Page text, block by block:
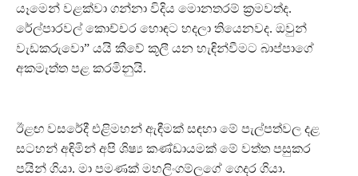
යෑමෙන් වළක්වා ගන්නා විදිය මොනතරම් ක්‍රමවත්ද.
රේල්පාරවල් කොච්චර හොඳට හදලා තියෙනවද. ඔවුන්
වැඩකරුවො” යයි කීවේ කූලී යන හැඳින්වීමට බාප්පාගේ
අකමැත්ත පළ කරමිනුයි.
ඊළඟ වසරේදී එළිමහන් ඇඳීමක් සඳහා මේ පැල්පත්වල දළ
සටහන් අඳිමින් අපි ශිෂ්‍ය කණ්ඩායමක් මේ වත්ත පසුකර
පයින් ගියා. මා පමණක් මහලිංගම්ලගේ ගෙදර ගියා.